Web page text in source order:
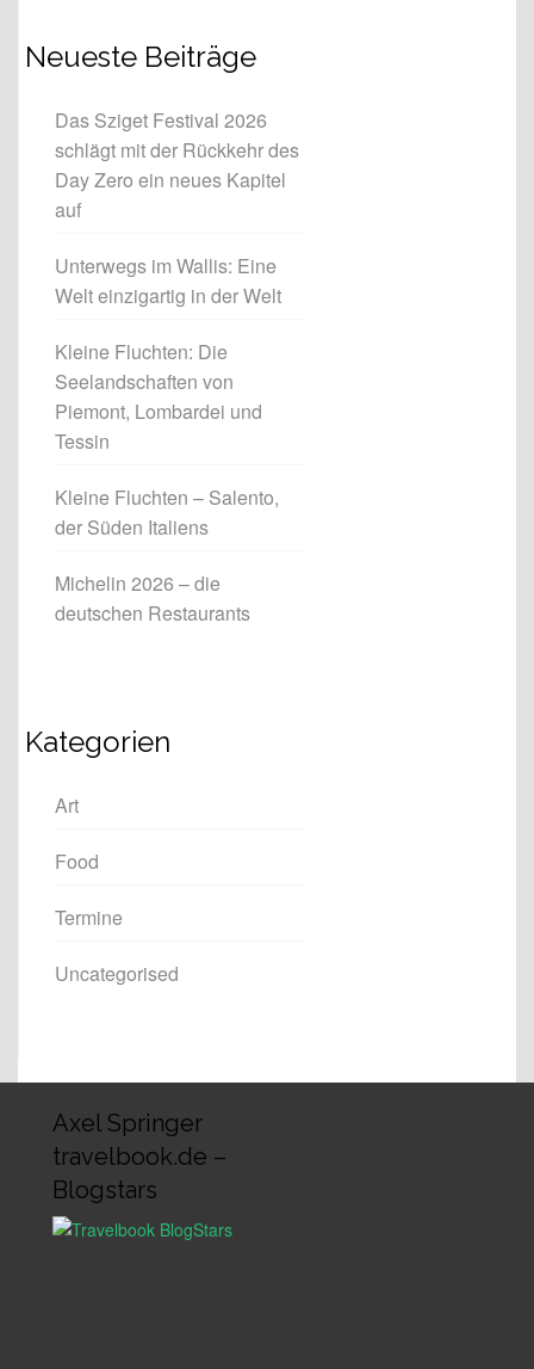
Neueste Beiträge
Das Sziget Festival 2026
schlägt mit der Rückkehr des
Day Zero ein neues Kapitel
auf
Unterwegs im Wallis: Eine
Welt einzigartig in der Welt
Kleine Fluchten: Die
Seelandschaften von
Piemont, Lombardei und
Tessin
Kleine Fluchten – Salento,
der Süden Italiens
Michelin 2026 – die
deutschen Restaurants
Kategorien
Art
Food
Termine
Uncategorised
Axel Springer
travelbook.de –
Blogstars